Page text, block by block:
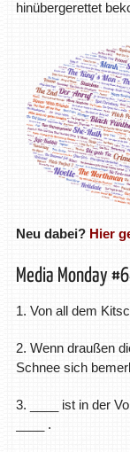
hinübergerettet
Neu dabei? Hier
Media Monday
1. Von all dem
2. Wenn draußen
Schnee sich
3. ____ ist in der
____ .